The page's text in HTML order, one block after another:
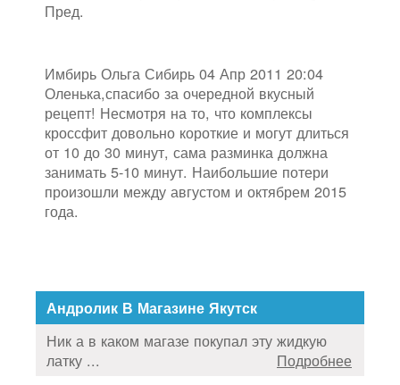
Пред.
Имбирь Ольга Сибирь 04 Апр 2011 20:04
Оленька,спасибо за очередной вкусный
рецепт! Несмотря на то, что комплексы
кроссфит довольно короткие и могут длиться
от 10 до 30 минут, сама разминка должна
занимать 5-10 минут. Наибольшие потери
произошли между августом и октябрем 2015
года.
Андролик В Магазине Якутск
Ник а в каком магазе покупал эту жидкую
латку ...
Подробнее